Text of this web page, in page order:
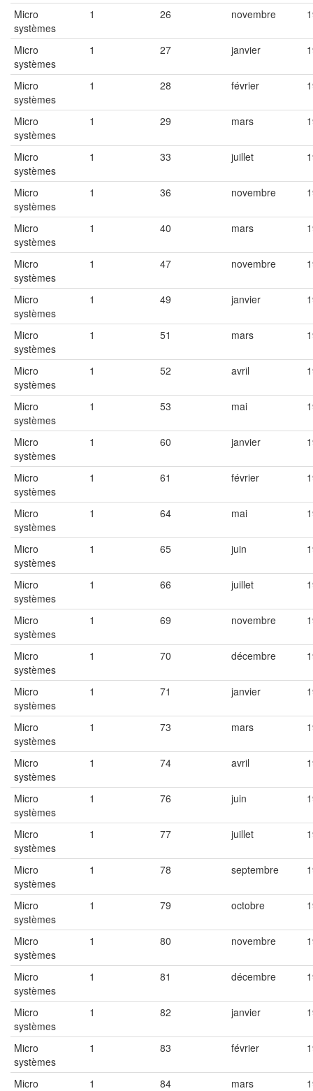
Micro
systèmes
1 26 novembre
Micro
systèmes
1 27 janvier
Micro
systèmes
1 28 février
Micro
systèmes
1 29 mars
Micro
systèmes
1 33 juillet
Micro
systèmes
1 36 novembre
Micro
systèmes
1 40 mars
Micro
systèmes
1 47 novembre
Micro
systèmes
1 49 janvier
Micro
systèmes
1 51 mars
Micro
systèmes
1 52 avril
Micro
systèmes
1 53 mai
Micro
systèmes
1 60 janvier
Micro
systèmes
1 61 février
Micro
systèmes
1 64 mai
Micro
systèmes
1 65 juin
Micro
systèmes
1 66 juillet
Micro
systèmes
1 69 novembre
Micro
systèmes
1 70 décembre
Micro
systèmes
1 71 janvier
Micro
systèmes
1 73 mars
Micro
systèmes
1 74 avril
Micro
systèmes
1 76 juin
Micro
systèmes
1 77 juillet
Micro
systèmes
1 78 septembre
Micro
systèmes
1 79 octobre
Micro
systèmes
1 80 novembre
Micro
systèmes
1 81 décembre
Micro
systèmes
1 82 janvier
Micro
systèmes
1 83 février
Micro
1 84 mars